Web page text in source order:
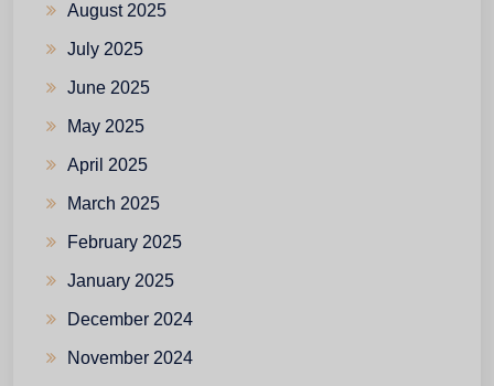
August 2025
July 2025
June 2025
May 2025
April 2025
March 2025
February 2025
January 2025
December 2024
November 2024